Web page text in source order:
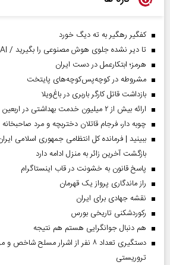
کفگیر رهگیر به ته دیگ خورد
تا دیر نشده جلوی هوش مصنوعی را بگیرید / AI به انسان مسلط می‌شود؟
هرمز؛ ابتکارعمل در دست ایران
مشروطه در کوچه‌پس‌کوچه‌های پایتخت
بازداشت قاتل کارگر باربری در باغ‌ویلا
ارائه بیش از ۲ میلیون خدمت بهداشتی در اربعین حسینی
چوبه دار، فرجام قاتلان دختربچه و مرد صاحبخانه
ببینید | فرمانده کل انتظامی جمهوری اسلامی
بازگشت آخرین زائر به منزل ادامه دارد
پاسخ قانون به خشونت در قاب اینستاگرام
راز ماندگاری پرواز یک قهرمان
نقشه جهادی برای ایران
رکوردشکنی تاریخی بورس
هم دنبال جوانگرایی هستم هم نتیجه
دستگیری تعداد ۸ نفر از اشرار
تروریستی